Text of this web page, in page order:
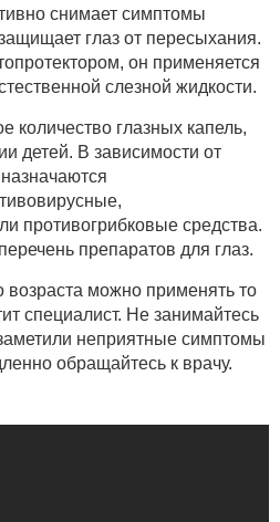
снимает симптомы
глаз от пересыхания.
он применяется
слезной жидкости.
количество глазных капель,
детей. В зависимости от
противогрибковые средства.
препаратов для глаз.
возраста можно применять то
специалист. Не занимайтесь
неприятные симптомы
обращайтесь к врачу.